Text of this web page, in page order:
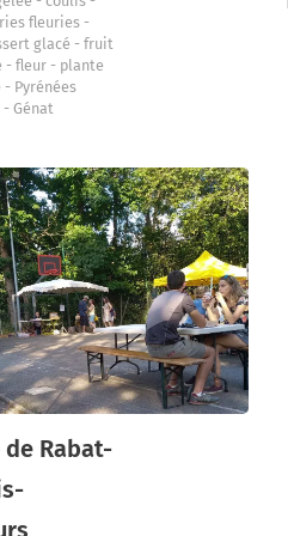
fleuries
glacé
fruit
fleur
plante
Pyrénées
Génat
Rabat-